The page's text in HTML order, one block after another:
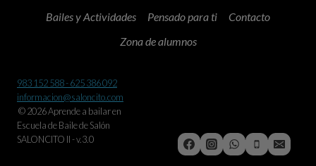
Bailes y Actividades
Pensado para ti
Contacto
Zona de alumnos
983 152 588 - 625 386 092
informacion@saloncito.com
© 2026 Aprende a bailar en
Escuela de Baile de Salón
SALONCITO II - v.3.0